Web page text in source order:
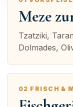
Meze
Tzatziki,
Dolmades,
02 FRISCH &